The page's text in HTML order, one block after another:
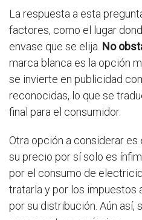
La respuesta a esta
factores, como el lugar
envase que se elija. No
marca blanca es la opción
se invierte en publicidad
reconocidas, lo que se
final para el consumidor.
Otra opción a considerar es
su precio por sí solo es
por el consumo de
tratarla y por los impuestos
por su distribución. Aún así,